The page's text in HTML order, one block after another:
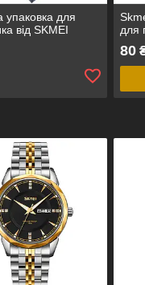
упаковка для
від SKMEI
для
80